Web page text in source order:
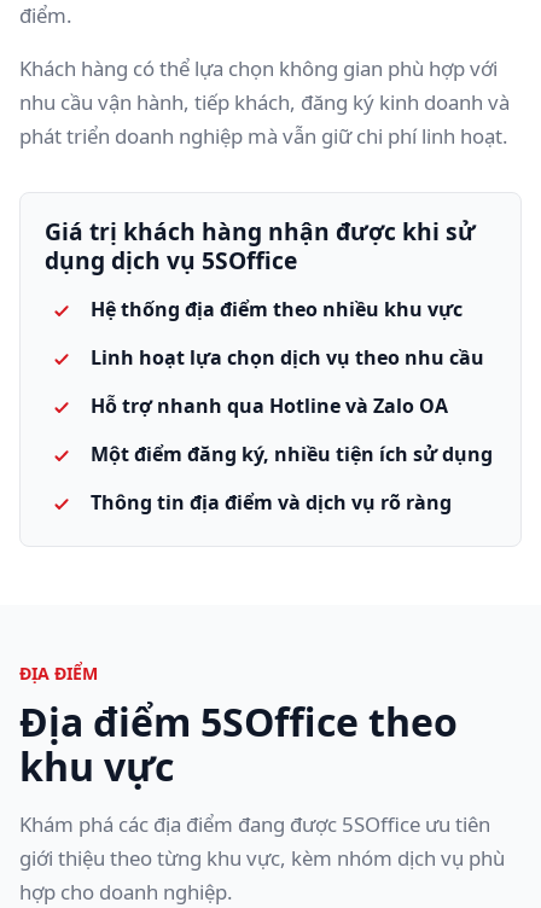
điểm.
Khách hàng có thể lựa chọn không gian phù hợp với
nhu cầu vận hành, tiếp khách, đăng ký kinh doanh và
phát triển doanh nghiệp mà vẫn giữ chi phí linh hoạt.
Giá trị khách hàng nhận được khi sử
dụng dịch vụ 5SOffice
Hệ thống địa điểm theo nhiều khu vực
Linh hoạt lựa chọn dịch vụ theo nhu cầu
Hỗ trợ nhanh qua Hotline và Zalo OA
Một điểm đăng ký, nhiều tiện ích sử dụng
Thông tin địa điểm và dịch vụ rõ ràng
ĐỊA ĐIỂM
Địa điểm 5SOffice theo
khu vực
Khám phá các địa điểm đang được 5SOffice ưu tiên
giới thiệu theo từng khu vực, kèm nhóm dịch vụ phù
hợp cho doanh nghiệp.